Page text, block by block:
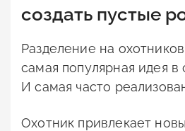
создать пустые
Разделение на
самая популярная идея в
И самая часто
Охотник привлекает